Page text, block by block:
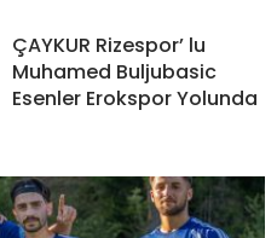
ÇAYKUR Rizespor’ lu
Muhamed Buljubasic
Esenler Erokspor Yolunda